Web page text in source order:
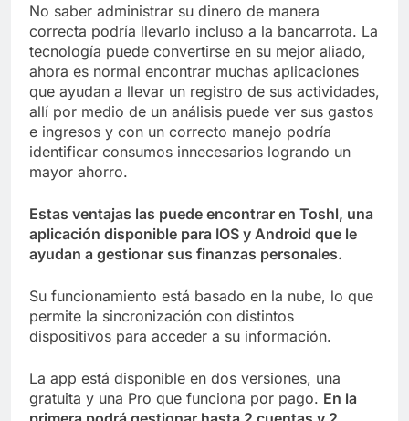
No saber administrar su dinero de manera
correcta podría llevarlo incluso a la bancarrota. La
tecnología puede convertirse en su mejor aliado,
ahora es normal encontrar muchas aplicaciones
que ayudan a llevar un registro de sus actividades,
allí por medio de un análisis puede ver sus gastos
e ingresos y con un correcto manejo podría
identificar consumos innecesarios logrando un
mayor ahorro.
Estas ventajas las puede encontrar en Toshl, una
aplicación disponible para IOS y Android que le
ayudan a gestionar sus finanzas personales.
Su funcionamiento está basado en la nube, lo que
permite la sincronización con distintos
dispositivos para acceder a su información.
La app está disponible en dos versiones, una
gratuita y una Pro que funciona por pago. En la